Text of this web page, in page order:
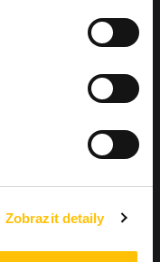
Zobrazit detaily